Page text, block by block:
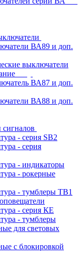
ВА89 и доп.
выключатели
ВА87 и доп.
ВА88 и доп.
сигналов
- серия SB2
- серия
- индикаторы
- рокерные
- тумблеры ТВ1
- серия КЕ
- тумблеры
для световых
с блокировкой